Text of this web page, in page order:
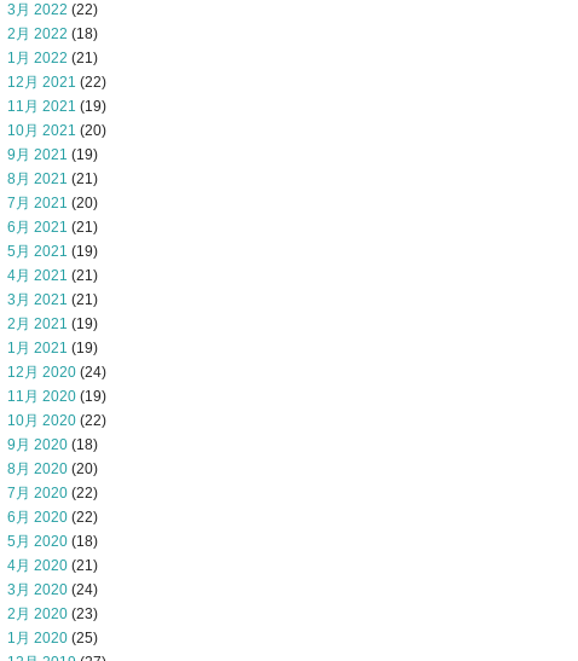
3月 2022 (22)
2月 2022 (18)
1月 2022 (21)
12月 2021 (22)
11月 2021 (19)
10月 2021 (20)
9月 2021 (19)
8月 2021 (21)
7月 2021 (20)
6月 2021 (21)
5月 2021 (19)
4月 2021 (21)
3月 2021 (21)
2月 2021 (19)
1月 2021 (19)
12月 2020 (24)
11月 2020 (19)
10月 2020 (22)
9月 2020 (18)
8月 2020 (20)
7月 2020 (22)
6月 2020 (22)
5月 2020 (18)
4月 2020 (21)
3月 2020 (24)
2月 2020 (23)
1月 2020 (25)